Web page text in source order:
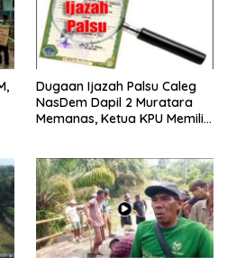
Dugaan Ijazah Palsu Caleg
NasDem Dapil 2 Muratara
Memanas, Ketua KPU Memilih